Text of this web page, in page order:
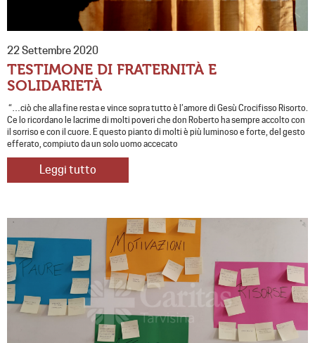
22 Settembre 2020
TESTIMONE DI FRATERNITÀ E
SOLIDARIETÀ
“…ciò che alla fine resta e vince sopra tutto è l’amore di Gesù Crocifisso Risorto.
Ce lo ricordano le lacrime di molti poveri che don Roberto ha sempre accolto con
il sorriso e con il cuore. E questo pianto di molti è più luminoso e forte, del gesto
efferato, compiuto da un solo uomo accecato
Leggi tutto